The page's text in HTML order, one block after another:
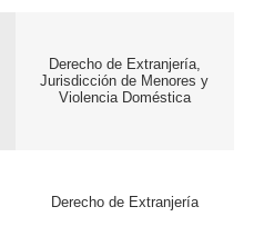
Derecho de Extranjería,
Jurisdicción de Menores y
Violencia Doméstica
Derecho de Extranjería